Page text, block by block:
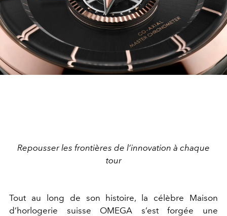
Repousser les frontières de l’innovation à chaque
tour
Tout au long de son histoire, la célèbre Maison
d’horlogerie suisse OMEGA s’est forgée une